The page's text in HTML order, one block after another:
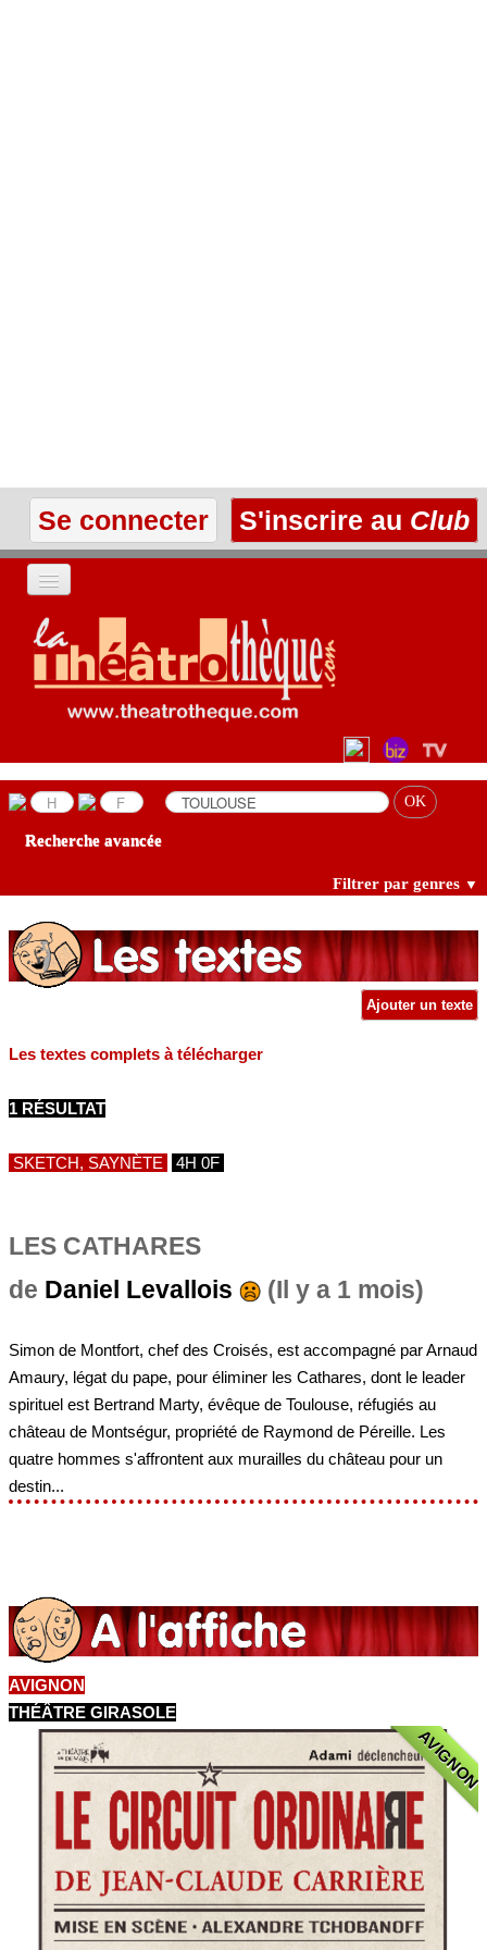
Se connecter S'inscrire au Club
ACCUEIL
LES TEXTES
LES ANNONCES
Recherche avancée
Filtrer par genres ▼
Ajouter un texte
Les textes complets à télécharger
1 RÉSULTAT
SKETCH, SAYNÈTE 4H 0F
LES CATHARES
de Daniel Levallois (Il y a 1 mois)
Simon de Montfort, chef des Croisés, est accompagné par Arnaud
Amaury, légat du pape, pour éliminer les Cathares, dont le leader
spirituel est Bertrand Marty, évêque de Toulouse, réfugiés au
château de Montségur, propriété de Raymond de Péreille. Les
quatre hommes s'affrontent aux murailles du château pour un
destin...
AVIGNON
THÉÂTRE GIRASOLE
AVIGNON